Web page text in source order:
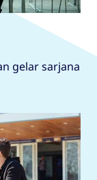
gelar sarjana